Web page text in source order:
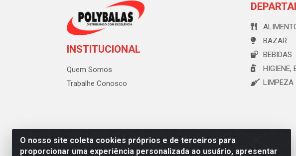
O nosso site coleta cookies próprios e de terceiros para
proporcionar uma experiência personalizada ao usuário, apresentar
INSTITUCIONAL
Quem Somos
Trabalhe Conosco
BAZAR
BEBIDAS
HIGIENE,
LIMPEZA